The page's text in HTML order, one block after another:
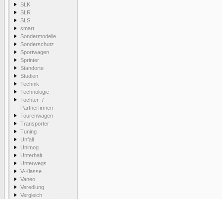
SLK
SLR
SLS
smart
Sondermodelle
Sonderschutz
Sportwagen
Sprinter
Standorte
Studien
Technik
Technologie
Tochter- /
Partnerfirmen
Tourenwagen
Transporter
Tuning
Unfall
Unimog
Unterhalt
Unterwegs
V-Klasse
Vaneo
Veredlung
Vergleich